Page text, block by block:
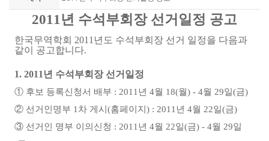
2011년 수석부회장 선거일정 공고
한국무역학회 2011년도 수석부회장 선거 일정을 다음과
같이 공고합니다.
1. 2011년 수석부회장 선거일정
① 후보 등록신청서 배부 : 2011년 4월 18(월) - 4월 29일(금)
② 선거인명부 1차 게시(홈페이지) : 2011년 4월 22일(금)
③ 선거인 명부 이의신청 : 2011년 4월 22일(금) - 4월 29일